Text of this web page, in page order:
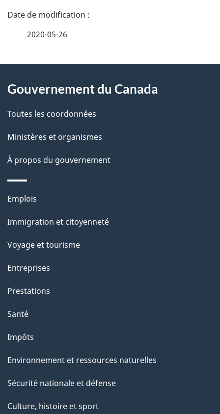
D
i
l
s
d
e
l
a
p
a
g
e
2020-05-26
propos
de
ce
site
Gouvernement du Canada
Toutes les coordonnées
Ministères et organismes
À propos du gouvernement
Thèmes
sujets
Emplois
Immigration et citoyenneté
Voyage et tourisme
Entreprises
Prestations
Santé
Impôts
Environnement et ressources naturelles
Sécurité nationale et défense
Culture, histoire et sport